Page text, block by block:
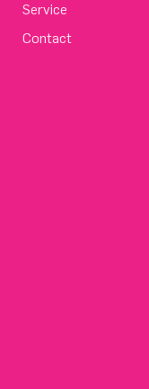
Service
Contact